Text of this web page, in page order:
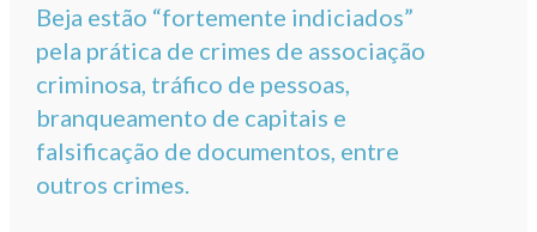
Beja estão “fortemente indiciados”
pela prática de crimes de associação
criminosa, tráfico de pessoas,
branqueamento de capitais e
falsificação de documentos, entre
outros crimes.